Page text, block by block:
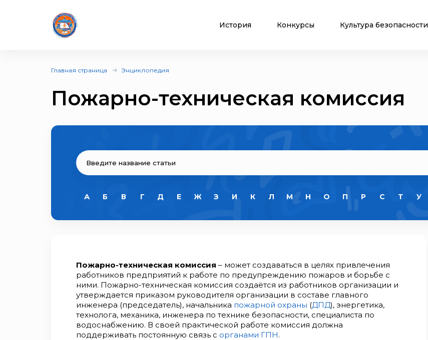
История Конкурсы Культура безопасности
Главная страница Энциклопедия
Пожарно-техническая комиссия
А Б В Г Д Е Ж З И К Л М Н О П Р С Т У
Пожарно-техническая комиссия – может создаваться в целях привлечения
работников предприятий к работе по предупреждению пожаров и борьбе с
ними. Пожарно-техническая комиссия создаётся из работников организации и
утверждается приказом руководителя организации в составе главного
инженера (председатель), начальника пожарной охраны (ДПД), энергетика,
технолога, механика, инженера по технике безопасности, специалиста по
водоснабжению. В своей практической работе комиссия должна
поддерживать постоянную связь с органами ГПН.